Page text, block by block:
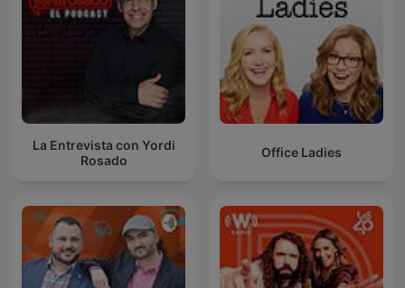
La Entrevista con Yordi
Rosado
Office Ladies